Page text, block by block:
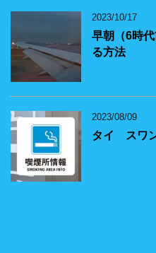
2023/10/17
早朝（6時
る方法
2023/08/09
タイ スワ